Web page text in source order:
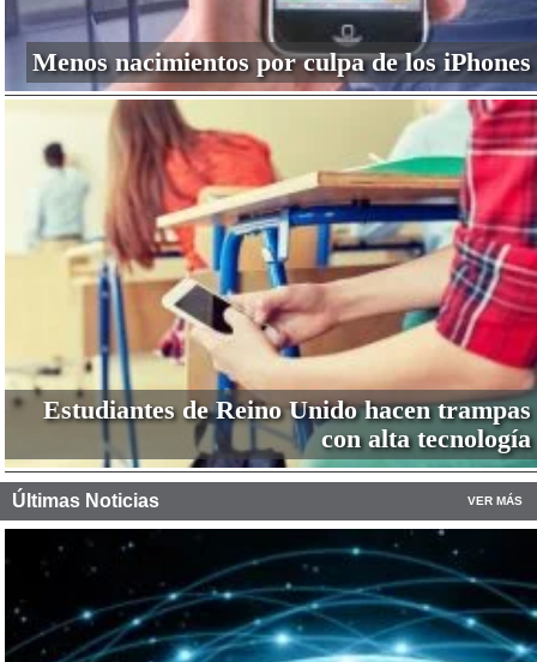
Menos nacimientos por culpa de los iPhones
Estudiantes de Reino Unido hacen trampas
con alta tecnología
Últimas Noticias VER MÁS